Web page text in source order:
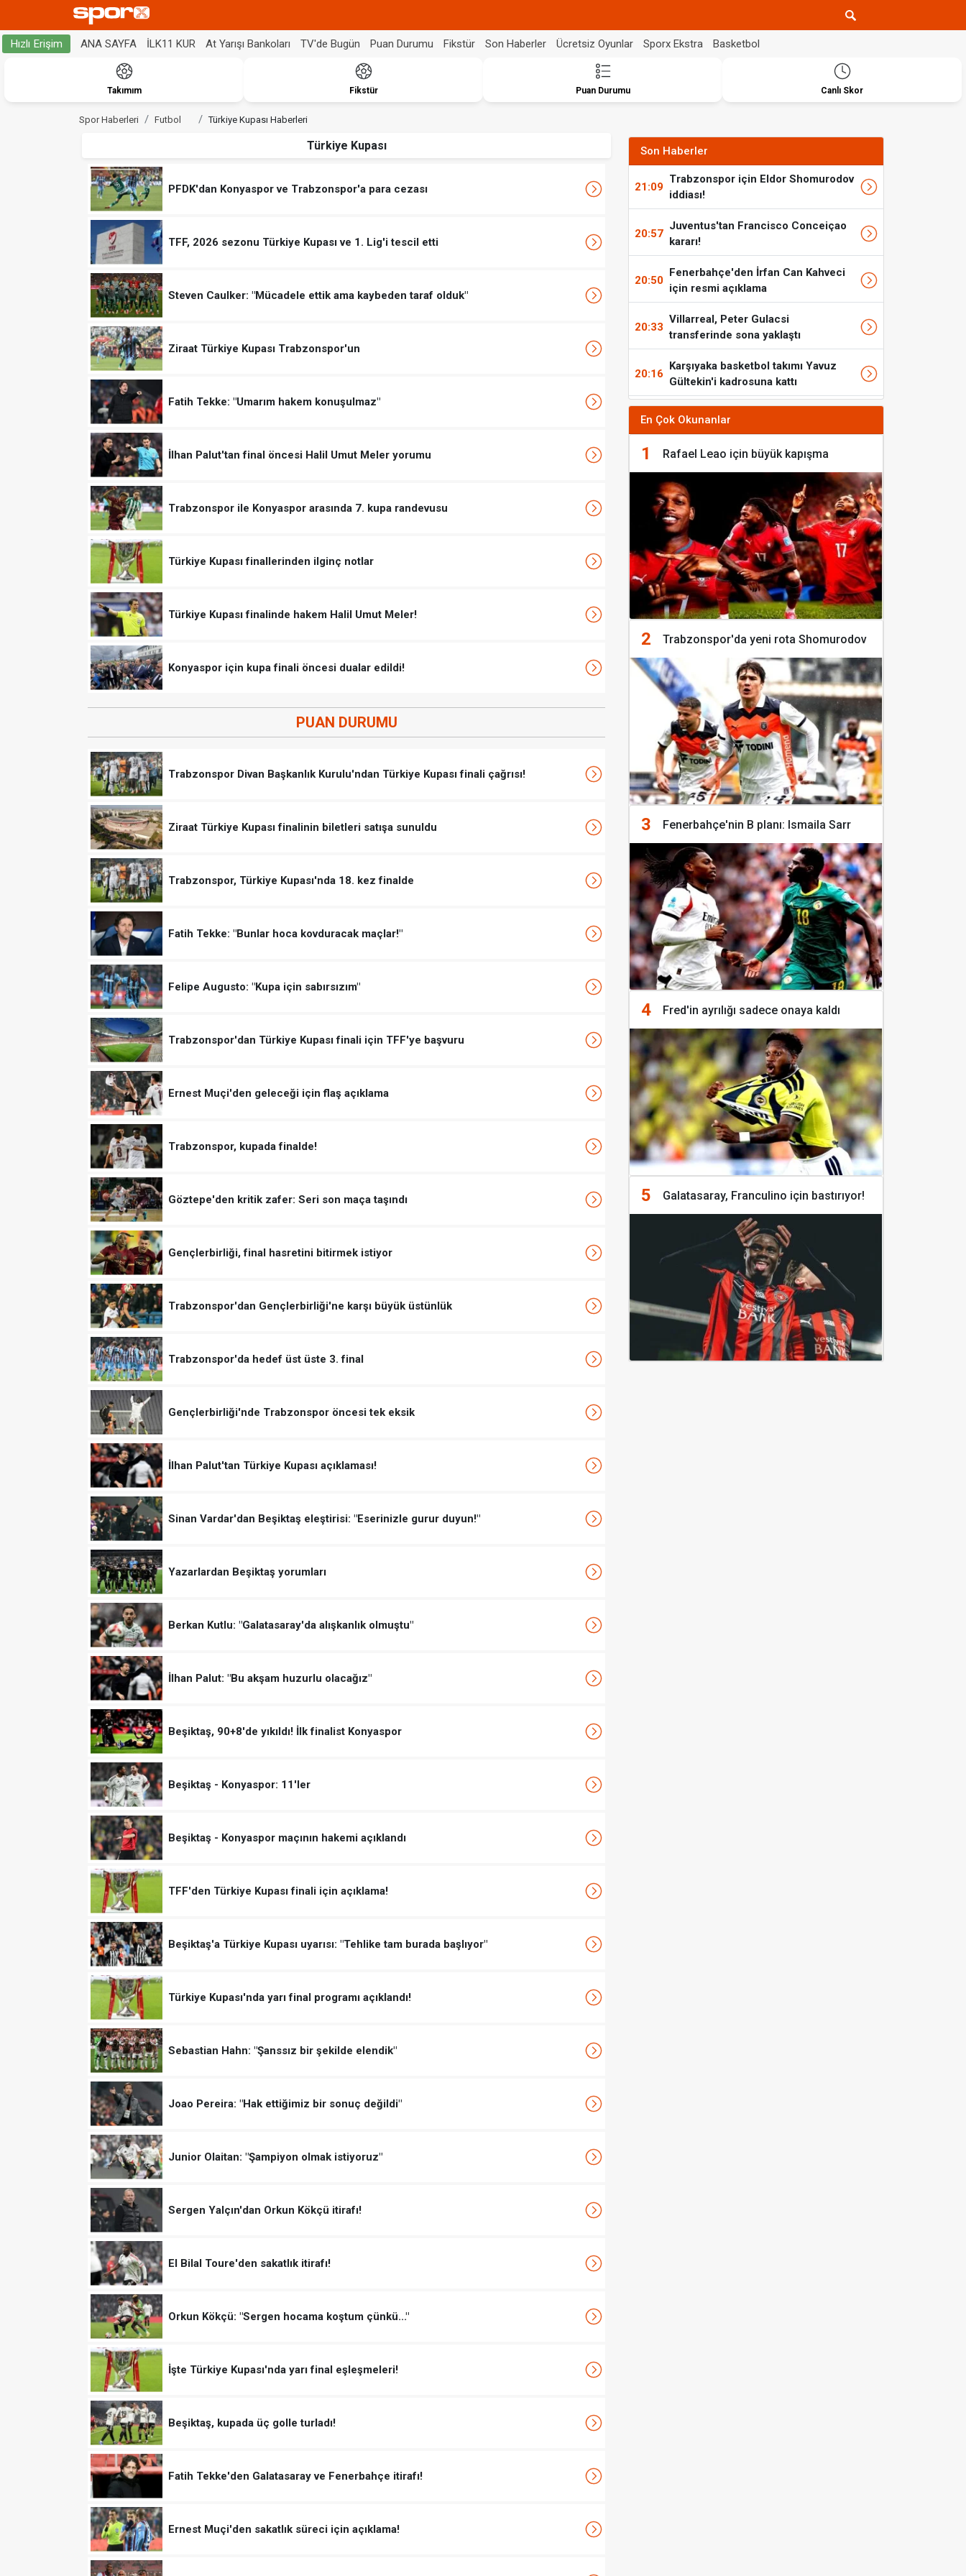
Hızlı Erişim ANA SAYFA İLK11 KUR At Yarışı Bankoları TV'de Bugün Puan Durumu Fikstür Son Haberler Ücretsiz Oyunlar Sporx Ekstra Basketbol
Takımım Fikstür Puan Durumu Canlı Skor
Spor Haberleri Futbol Türkiye Kupası Haberleri
Türkiye Kupası
PFDK'dan Konyaspor ve Trabzonspor'a para cezası
TFF, 2026 sezonu Türkiye Kupası ve 1. Lig'i tescil etti
Steven Caulker: "Mücadele ettik ama kaybeden taraf olduk"
Ziraat Türkiye Kupası Trabzonspor'un
Fatih Tekke: "Umarım hakem konuşulmaz"
İlhan Palut'tan final öncesi Halil Umut Meler yorumu
Trabzonspor ile Konyaspor arasında 7. kupa randevusu
Türkiye Kupası finallerinden ilginç notlar
Türkiye Kupası finalinde hakem Halil Umut Meler!
Konyaspor için kupa finali öncesi dualar edildi!
PUAN DURUMU
Trabzonspor Divan Başkanlık Kurulu'ndan Türkiye Kupası finali çağrısı!
Ziraat Türkiye Kupası finalinin biletleri satışa sunuldu
Trabzonspor, Türkiye Kupası'nda 18. kez finalde
Fatih Tekke: "Bunlar hoca kovduracak maçlar!"
Felipe Augusto: "Kupa için sabırsızım"
Trabzonspor'dan Türkiye Kupası finali için TFF'ye başvuru
Ernest Muçi'den geleceği için flaş açıklama
Trabzonspor, kupada finalde!
Göztepe'den kritik zafer: Seri son maça taşındı
Gençlerbirliği, final hasretini bitirmek istiyor
Trabzonspor'dan Gençlerbirliği'ne karşı büyük üstünlük
Trabzonspor'da hedef üst üste 3. final
Gençlerbirliği'nde Trabzonspor öncesi tek eksik
İlhan Palut'tan Türkiye Kupası açıklaması!
Sinan Vardar'dan Beşiktaş eleştirisi: "Eserinizle gurur duyun!"
Yazarlardan Beşiktaş yorumları
Berkan Kutlu: "Galatasaray'da alışkanlık olmuştu"
İlhan Palut: "Bu akşam huzurlu olacağız"
Beşiktaş, 90+8'de yıkıldı! İlk finalist Konyaspor
Beşiktaş - Konyaspor: 11'ler
Beşiktaş - Konyaspor maçının hakemi açıklandı
TFF'den Türkiye Kupası finali için açıklama!
Beşiktaş'a Türkiye Kupası uyarısı: "Tehlike tam burada başlıyor"
Türkiye Kupası'nda yarı final programı açıklandı!
Sebastian Hahn: "Şanssız bir şekilde elendik"
Joao Pereira: "Hak ettiğimiz bir sonuç değildi"
Junior Olaitan: "Şampiyon olmak istiyoruz"
Sergen Yalçın'dan Orkun Kökçü itirafı!
El Bilal Toure'den sakatlık itirafı!
Orkun Kökçü: "Sergen hocama koştum çünkü..."
İşte Türkiye Kupası'nda yarı final eşleşmeleri!
Beşiktaş, kupada üç golle turladı!
Fatih Tekke'den Galatasaray ve Fenerbahçe itirafı!
Ernest Muçi'den sakatlık süreci için açıklama!
Son Haberler
21:09
Trabzonspor için Eldor Shomurodov
iddiası!
20:57
Juventus'tan Francisco Conceiçao
kararı!
20:50
Fenerbahçe'den İrfan Can Kahveci
için resmi açıklama
20:33
Villarreal, Peter Gulacsi
transferinde sona yaklaştı
20:16
Karşıyaka basketbol takımı Yavuz
Gültekin'i kadrosuna kattı
En Çok Okunanlar
1 Rafael Leao için büyük kapışma
2 Trabzonspor'da yeni rota Shomurodov
3 Fenerbahçe'nin B planı: Ismaila Sarr
4 Fred'in ayrılığı sadece onaya kaldı
5 Galatasaray, Franculino için bastırıyor!